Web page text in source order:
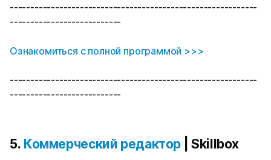
------------------------------------------------------------
---------------------------
Ознакомиться с полной программой >>>
------------------------------------------------------------
---------------------------
5. Коммерческий редактор | Skillbox